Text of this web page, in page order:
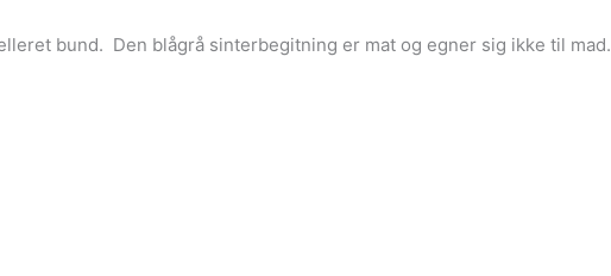
bund. Den blågrå sinterbegitning er mat og egner sig ikke til mad.